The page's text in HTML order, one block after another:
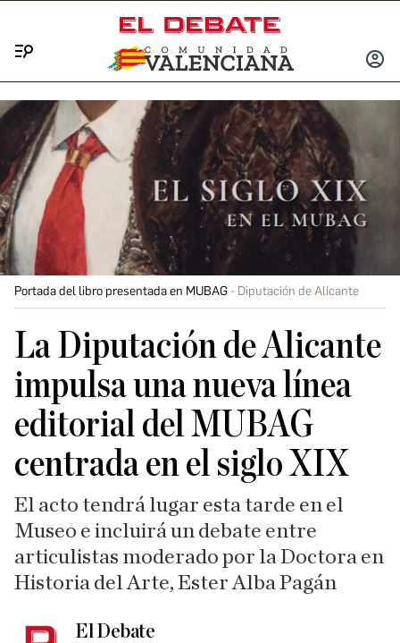
INICIAR
Portada del libro presentada en MUBAG Diputación de Alicante
La Diputación de Alicante
impulsa una nueva línea
editorial del MUBAG
centrada en el siglo XIX
El acto tendrá lugar esta tarde en el
Museo e incluirá un debate entre
articulistas moderado por la Doctora en
Historia del Arte, Ester Alba Pagán
El Debate